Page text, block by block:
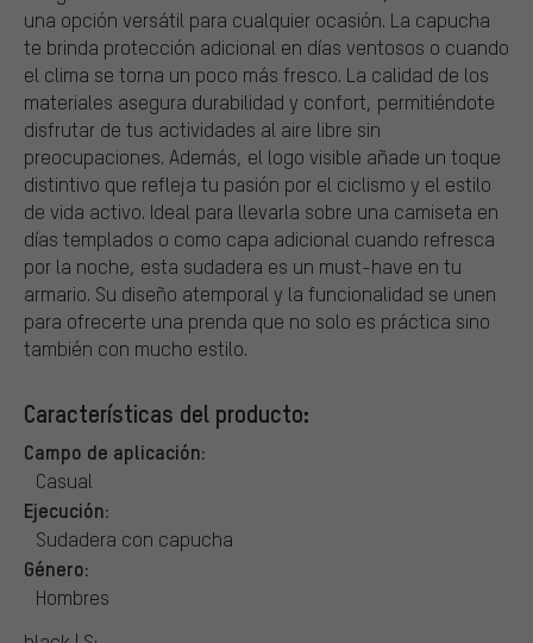
una opción versátil para cualquier ocasión. La capucha
te brinda protección adicional en días ventosos o cuando
el clima se torna un poco más fresco. La calidad de los
materiales asegura durabilidad y confort, permitiéndote
disfrutar de tus actividades al aire libre sin
preocupaciones. Además, el logo visible añade un toque
distintivo que refleja tu pasión por el ciclismo y el estilo
de vida activo. Ideal para llevarla sobre una camiseta en
días templados o como capa adicional cuando refresca
por la noche, esta sudadera es un must-have en tu
armario. Su diseño atemporal y la funcionalidad se unen
para ofrecerte una prenda que no solo es práctica sino
también con mucho estilo.
Características del producto:
Campo de aplicación:
Casual
Ejecución:
Sudadera con capucha
Género:
Hombres